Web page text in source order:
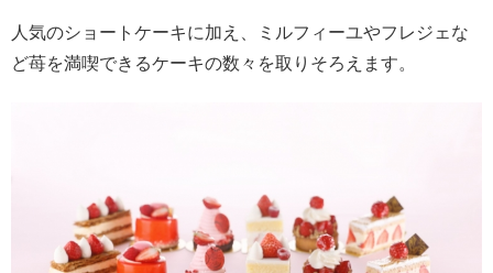
人気のショートケーキに加え、ミルフィーユやフレジェな
ど苺を満喫できるケーキの数々を取りそろえます。